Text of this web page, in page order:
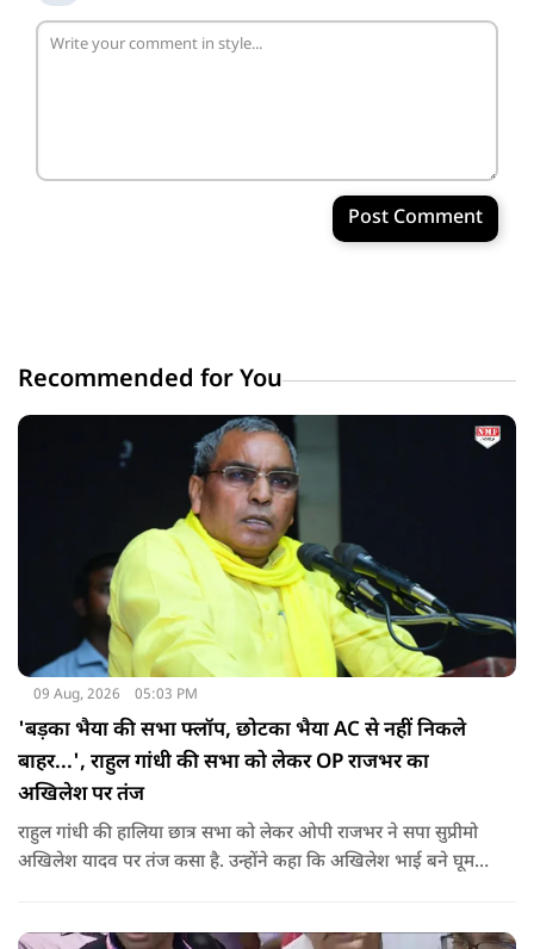
Post Comment
Recommended for You
09 Aug, 2026 05:03 PM
'बड़का भैया की सभा फ्लॉप, छोटका भैया AC से नहीं निकले
बाहर...', राहुल गांधी की सभा को लेकर OP राजभर का
अखिलेश पर तंज
राहुल गांधी की हालिया छात्र सभा को लेकर ओपी राजभर ने सपा सुप्रीमो
अखिलेश यादव पर तंज कसा है. उन्होंने कहा कि अखिलेश भाई बने घूम